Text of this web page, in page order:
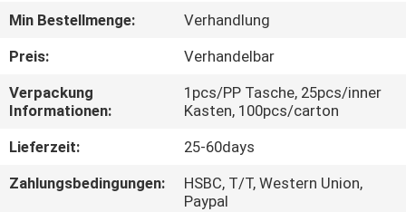
TRETEN
SIE
MIT
UNS
IN
VERBINDUNG
Min Bestellmenge:
Verhandlung
Preis:
Verhandelbar
Verpackung
Informationen:
1pcs/PP Tasche, 25pcs/inner
Kasten, 100pcs/carton
Lieferzeit:
25-60days
Zahlungsbedingungen:
HSBC, T/T, Western Union,
Paypal